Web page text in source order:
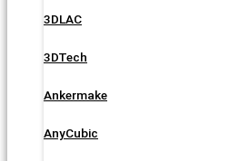
3DLAC
3DTech
Ankermake
AnyCubic